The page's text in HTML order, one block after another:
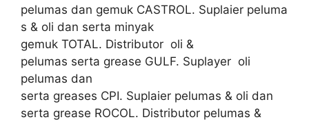
pelumas dan gemuk CASTROL. Suplaier peluma
s & oli dan serta minyak
gemuk TOTAL. Distributor oli &
pelumas serta grease GULF. Suplayer oli
pelumas dan
serta greases CPI. Suplaier pelumas & oli dan
serta grease ROCOL. Distributor pelumas &